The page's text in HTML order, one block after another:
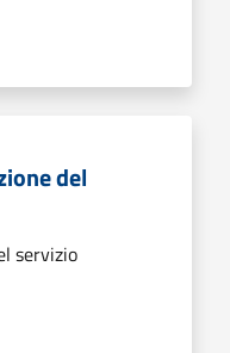
del
servizio